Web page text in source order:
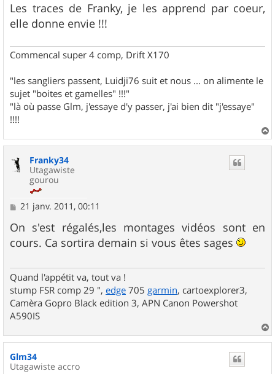
Les traces de Franky, je les apprend par coeur,
elle donne envie !!!
Commencal super 4 comp, Drift X170
"les sangliers passent, Luidji76 suit et nous ... on alimente le
sujet "boites et gamelles" !!!"
"là où passe Glm, j'essaye d'y passer, j'ai bien dit "j'essaye"
!!!!
a
Franky34
Utagawiste
gourou
M
s
s
a
21 janv. 2011, 00:11
On s'est régalés,les montages vidéos sont en
cours. Ca sortira demain si vous êtes sages
Quand l'appétit va, tout va !
stump FSR comp 29 ", edge 705 garmin, cartoexplorer3,
Camèra Gopro Black edition 3, APN Canon Powershot
A590IS
a
u
Glm34
Utagawiste accro